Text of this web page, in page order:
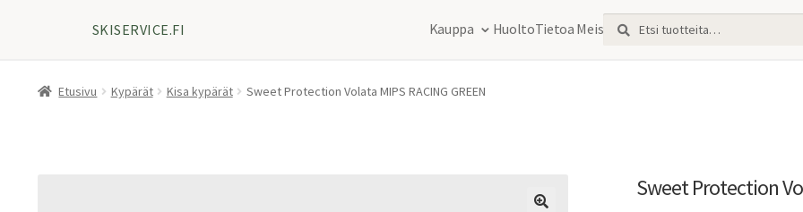
SKISERVICE.FI Kauppa HuoltoTietoa MeistäEtsi:
Haku
Etusivu Kypärät Kisa kypärät Sweet Protection Volata MIPS RACING GREEN
Sweet Protection